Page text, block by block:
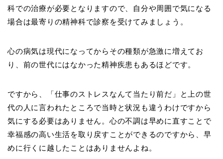
科での治療が必要となりますので、自分や周囲で気になる
場合は最寄りの精神科で診察を受けてみましょう。
心の病気は現代になってからその種類が急激に増えてお
り、前の世代にはなかった精神疾患もあるほどです。
ですから、「仕事のストレスなんて当たり前だ」と上の世
代の人に言われたところで当時と状況も違うわけですから
気にする必要はありません。心の不調は早めに直すことで
幸福感の高い生活を取り戻すことができるのですから、早
めに行くに越したことはありませんよね。